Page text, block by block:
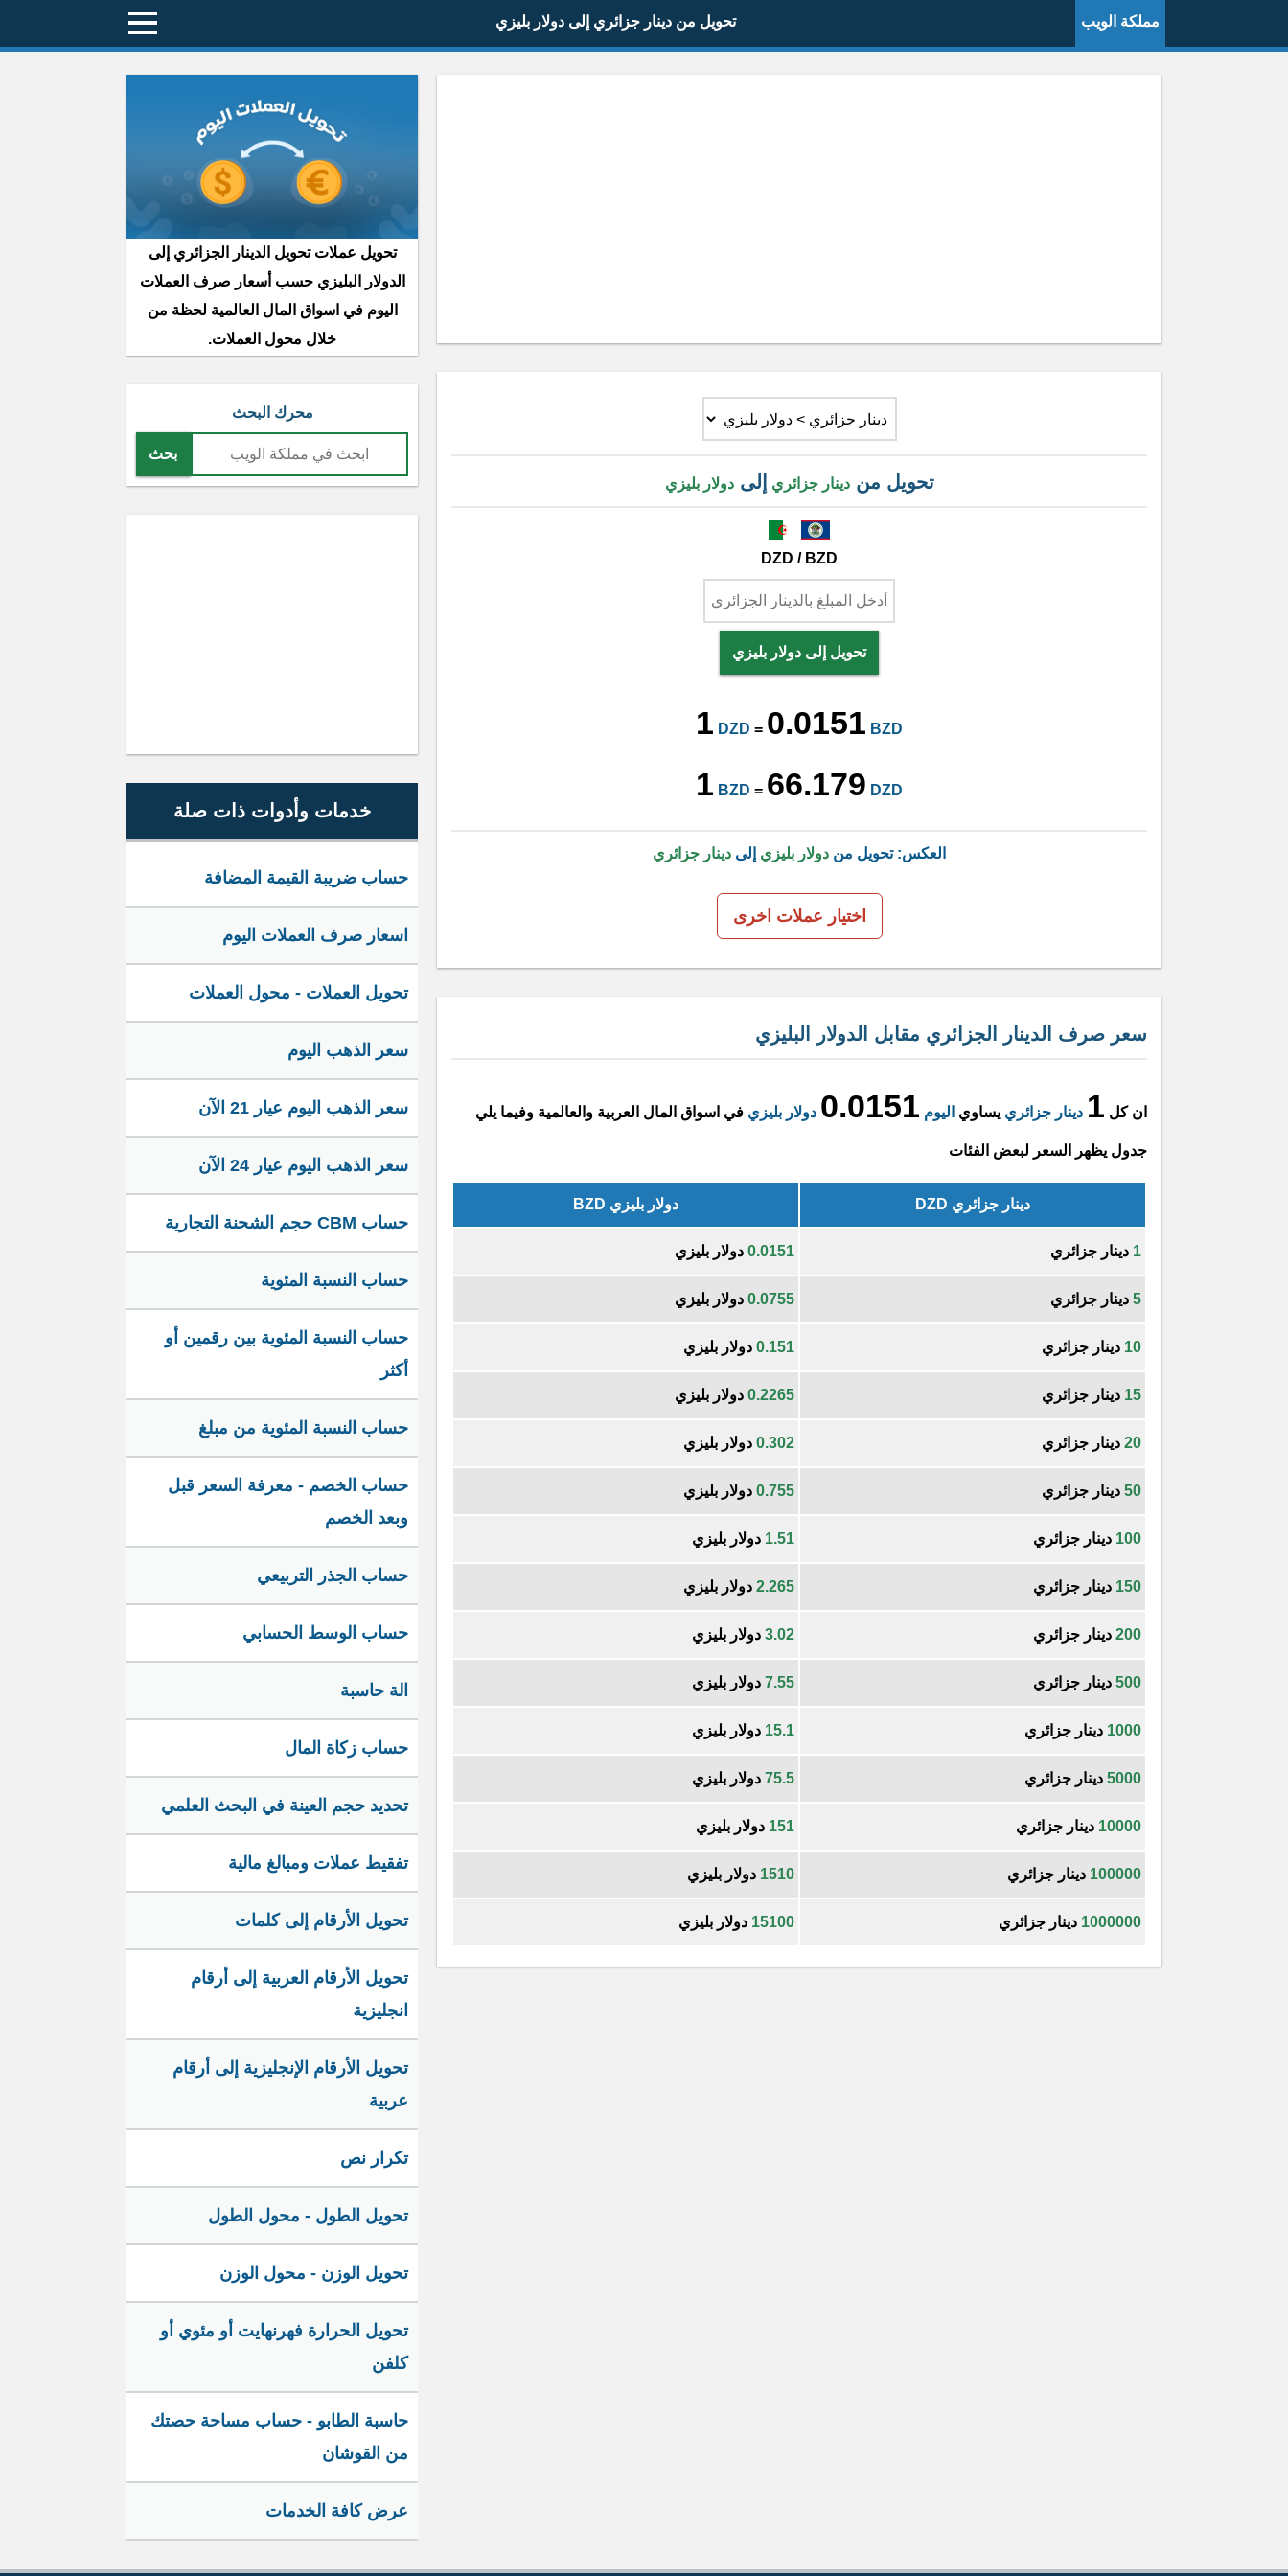
مملكة الويب تحويل من دينار جزائري إلى دولار بليزي
تحويل مندينار جزائري إلىدولار بليزي
DZD / BZD
تحويل إلى دولار بليزي
1 DZD = 0.0151 BZD
1 BZD = 66.179 DZD
العكس: تحويل من دولار بليزي إلى دينار جزائري
اختيار عملات اخرى
سعر صرف الدينار الجزائري مقابل الدولار البليزي
ان كل 1 دينار جزائري يساوي اليوم 0.0151 دولار بليزي في اسواق المال العربية والعالمية وفيما يلي
جدول يظهر السعر لبعض الفئات
دينار جزائري DZD دولار بليزي BZD
1 دينار جزائري 0.0151 دولار بليزي
5 دينار جزائري 0.0755 دولار بليزي
10 دينار جزائري 0.151 دولار بليزي
15 دينار جزائري 0.2265 دولار بليزي
20 دينار جزائري 0.302 دولار بليزي
50 دينار جزائري 0.755 دولار بليزي
100 دينار جزائري 1.51 دولار بليزي
150 دينار جزائري 2.265 دولار بليزي
200 دينار جزائري 3.02 دولار بليزي
500 دينار جزائري 7.55 دولار بليزي
1000 دينار جزائري 15.1 دولار بليزي
5000 دينار جزائري 75.5 دولار بليزي
10000 دينار جزائري 151 دولار بليزي
100000 دينار جزائري 1510 دولار بليزي
1000000 دينار جزائري 15100 دولار بليزي
تحويل عملات تحويل الدينار الجزائري إلى
الدولار البليزي حسب أسعار صرف العملات
اليوم في اسواق المال العالمية لحظة من
خلال محول العملات.
محرك البحث
بحث
خدمات وأدوات ذات صلة
حساب ضريبة القيمة المضافة
اسعار صرف العملات اليوم
تحويل العملات - محول العملات
سعر الذهب اليوم
سعر الذهب اليوم عيار 21 الآن
سعر الذهب اليوم عيار 24 الآن
حساب CBM حجم الشحنة التجارية
حساب النسبة المئوية
حساب النسبة المئوية بين رقمين أو
أكثر
حساب النسبة المئوية من مبلغ
حساب الخصم - معرفة السعر قبل
وبعد الخصم
حساب الجذر التربيعي
حساب الوسط الحسابي
الة حاسبة
حساب زكاة المال
تحديد حجم العينة في البحث العلمي
تفقيط عملات ومبالغ مالية
تحويل الأرقام إلى كلمات
تحويل الأرقام العربية إلى أرقام
انجليزية
تحويل الأرقام الإنجليزية إلى أرقام
عربية
تكرار نص
تحويل الطول - محول الطول
تحويل الوزن - محول الوزن
تحويل الحرارة فهرنهايت أو مئوي أو
كلفن
حاسبة الطابو - حساب مساحة حصتك
من القوشان
عرض كافة الخدمات